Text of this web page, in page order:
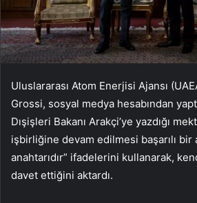
Uluslararası Atom Enerjisi Ajansı
Grossi, sosyal medya hesabından
Dışişleri Bakanı Arakçi’ye yazdığı
işbirliğine devam edilmesi başarılı bir
anahtarıdır” ifadelerini kullanarak,
davet ettiğini aktardı.